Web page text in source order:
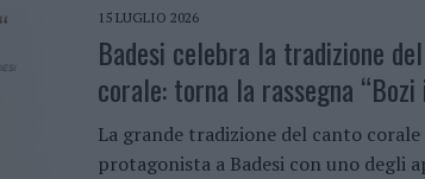
15 LUGLIO 2026
Badesi celebra la tradizione
corale: torna la rassegna “Bozi
La grande tradizione del canto
protagonista a Badesi con uno degli